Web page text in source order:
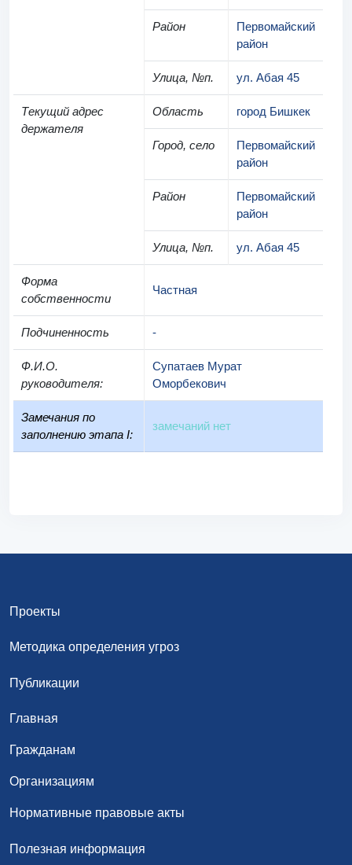
Район
Первомайский
район
Улица, №п. ул. Абая 45
Текущий адрес
держателя
Область город Бишкек
Город, село
Первомайский
район
Район
Первомайский
район
Улица, №п. ул. Абая 45
Форма
собственности
Частная
Подчиненность -
Ф.И.О.
руководителя:
Супатаев Мурат
Оморбекович
Замечания по
заполнению этапа I:
замечаний нет
Проекты
Методика определения угроз
Публикации
Главная
Гражданам
Организациям
Нормативные правовые акты
Полезная информация